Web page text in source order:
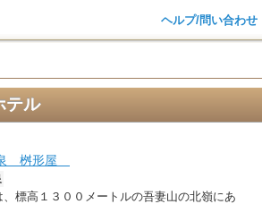
ヘルプ/問い合わせ
テル
桝形屋
、標高１３００メートルの吾妻山の北嶺にあ